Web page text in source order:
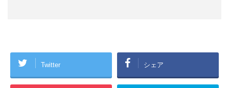
Twitter シェア